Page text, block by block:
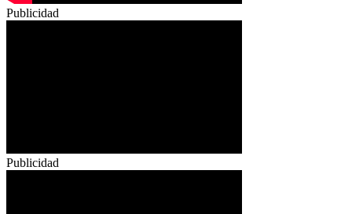
Publicidad
Publicidad